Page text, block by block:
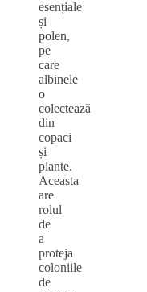
esențiale
și
polen,
pe
care
albinele
o
colectează
din
copaci
și
plante.
Aceasta
are
rolul
de
a
proteja
coloniile
de